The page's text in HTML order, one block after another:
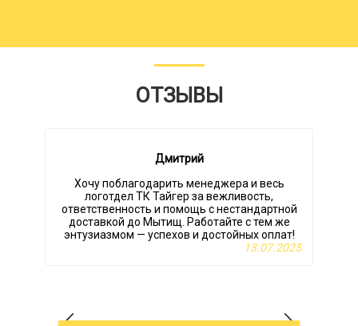
ОТЗЫВЫ
Дмитрий
Хочу поблагодарить менеджера и весь
логотдел ТК Тайгер за вежливость,
ответственность и помощь с нестандартной
доставкой до Мытищ. Работайте с тем же
энтузиазмом — успехов и достойных оплат!
13.07.2025